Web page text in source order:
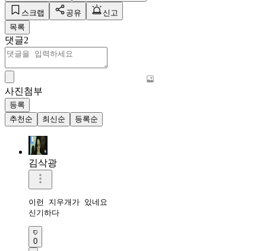
스크랩 공유
신고
목록
댓글2
사진첨부
등록
추천순
최신순 등록순
김삭광
이런 지우개가 있네요
0